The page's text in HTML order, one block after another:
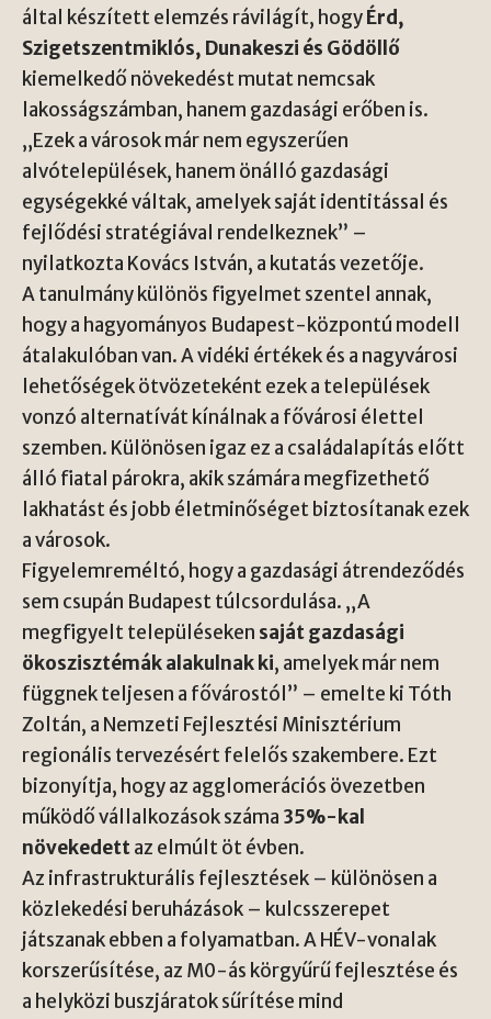
által készített elemzés rávilágít, hogyÉrd,
Szigetszentmiklós, Dunakeszi és Gödöllő
kiemelkedő növekedést mutat nemcsak
lakosságszámban, hanem gazdasági erőben is.
„Ezek a városok már nem egyszerűen
alvótelepülések, hanem önálló gazdasági
egységekké váltak, amelyek saját identitással és
fejlődési stratégiával rendelkeznek” –
nyilatkozta Kovács István, a kutatás vezetője.
A tanulmány különös figyelmet szentel annak,
hogy a hagyományos Budapest-központú modell
átalakulóban van. A vidéki értékek és a nagyvárosi
lehetőségek ötvözeteként ezek a települések
vonzó alternatívát kínálnak a fővárosi élettel
szemben. Különösen igaz ez a családalapítás előtt
álló fiatal párokra, akik számára megfizethető
lakhatást és jobb életminőséget biztosítanak ezek
a városok.
Figyelemreméltó, hogy a gazdasági átrendeződés
sem csupán Budapest túlcsordulása. „A
megfigyelt településeken saját gazdasági
ökoszisztémák alakulnak ki, amelyek már nem
függnek teljesen a fővárostól” – emelte ki Tóth
Zoltán, a Nemzeti Fejlesztési Minisztérium
regionális tervezésért felelős szakembere. Ezt
bizonyítja, hogy az agglomerációs övezetben
működő vállalkozások száma 35%-kal
növekedettaz elmúlt öt évben.
Az infrastrukturális fejlesztések – különösen a
közlekedési beruházások – kulcsszerepet
játszanak ebben a folyamatban. A HÉV-vonalak
korszerűsítése, az M0-ás körgyűrű fejlesztése és
a helyközi buszjáratok sűrítése mind